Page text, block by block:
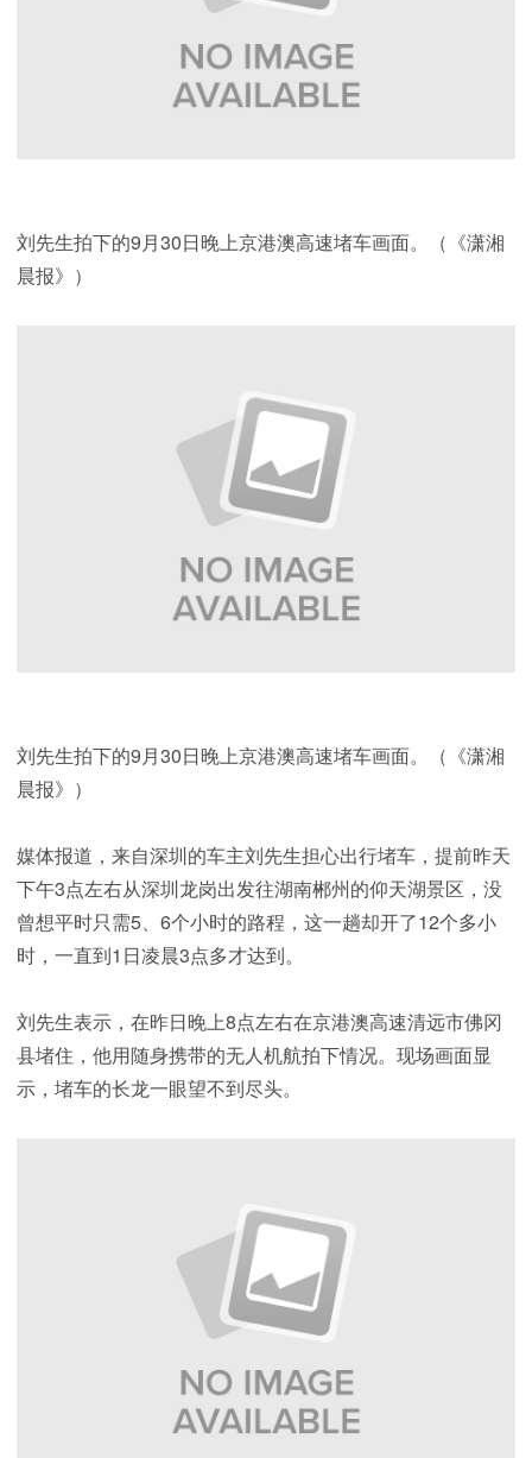
刘先生拍下的9月30日晚上京港澳高速堵车画面。（《潇湘
晨报》）
刘先生拍下的9月30日晚上京港澳高速堵车画面。（《潇湘
晨报》）
媒体报道，来自深圳的车主刘先生担心出行堵车，提前昨天
下午3点左右从深圳龙岗出发往湖南郴州的仰天湖景区，没
曾想平时只需5、6个小时的路程，这一趟却开了12个多小
时，一直到1日凌晨3点多才达到。
刘先生表示，在昨日晚上8点左右在京港澳高速清远市佛冈
县堵住，他用随身携带的无人机航拍下情况。现场画面显
示，堵车的长龙一眼望不到尽头。